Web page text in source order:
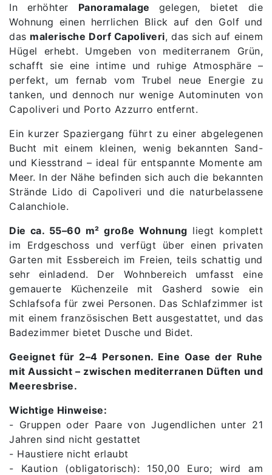
In erhöhter Panoramalage gelegen, bietet die
Wohnung einen herrlichen Blick auf den Golf und
das malerische Dorf Capoliveri, das sich auf einem
Hügel erhebt. Umgeben von mediterranem Grün,
schafft sie eine intime und ruhige Atmosphäre –
perfekt, um fernab vom Trubel neue Energie zu
tanken, und dennoch nur wenige Autominuten von
Capoliveri und Porto Azzurro entfernt.
Ein kurzer Spaziergang führt zu einer abgelegenen
Bucht mit einem kleinen, wenig bekannten Sand-
und Kiesstrand – ideal für entspannte Momente am
Meer. In der Nähe befinden sich auch die bekannten
Strände Lido di Capoliveri und die naturbelassene
Calanchiole.
Die ca. 55–60 m² große Wohnung liegt komplett
im Erdgeschoss und verfügt über einen privaten
Garten mit Essbereich im Freien, teils schattig und
sehr einladend. Der Wohnbereich umfasst eine
gemauerte Küchenzeile mit Gasherd sowie ein
Schlafsofa für zwei Personen. Das Schlafzimmer ist
mit einem französischen Bett ausgestattet, und das
Badezimmer bietet Dusche und Bidet.
Geeignet für 2–4 Personen. Eine Oase der Ruhe
mit Aussicht – zwischen mediterranen Düften und
Meeresbrise.
Wichtige Hinweise:
- Gruppen oder Paare von Jugendlichen unter 21
Jahren sind nicht gestattet
- Haustiere nicht erlaubt
- Kaution (obligatorisch): 150,00 Euro; wird am